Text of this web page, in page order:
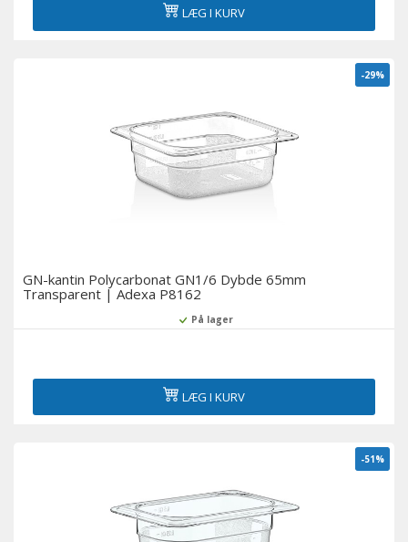
LÆG I KURV
-29%
GN-kantin Polycarbonat GN1/6 Dybde 65mm
Transparent | Adexa P8162
På lager
LÆG I KURV
-51%